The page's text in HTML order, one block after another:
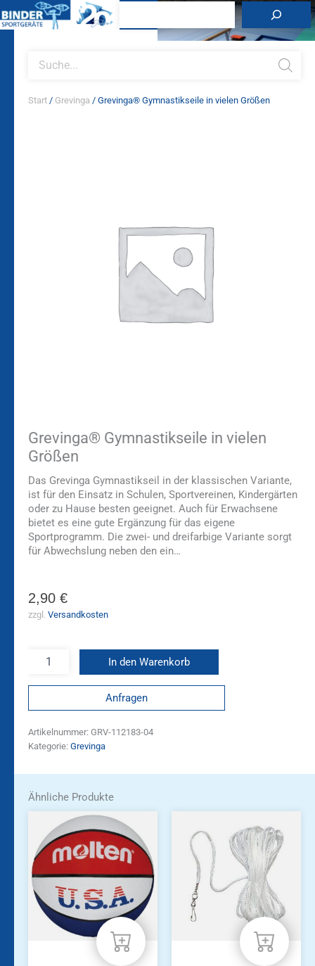
Inhalt
search
Start / Grevinga / Grevinga® Gymnastikseile in vielen Größen
Grevinga® Gymnastikseile in vielen
Größen
Das Grevinga Gymnastikseil in der klassischen Variante,
ist für den Einsatz in Schulen, Sportvereinen, Kindergärten
oder zu Hause besten geeignet. Auch für Erwachsene
bietet es eine gute Ergänzung für das eigene
Sportprogramm. Die zwei- und dreifarbige Variante sorgt
für Abwechslung neben den ein…
2,90 €
zzgl. Versandkosten
In den Warenkorb
Anfragen
Artikelnummer: GRV-112183-04
Kategorie: Grevinga
Ähnliche Produkte